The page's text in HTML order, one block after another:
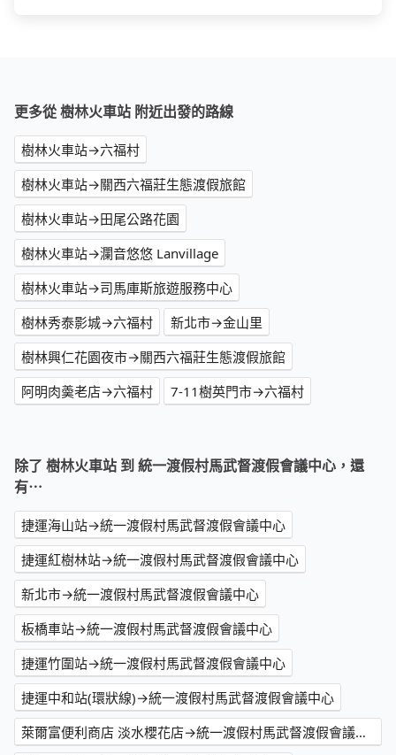
更多從 樹林火車站 附近出發的路線
樹林火車站→六福村
樹林火車站→關西六福莊生態渡假旅館
樹林火車站→田尾公路花園
樹林火車站→瀾音悠悠 Lanvillage
樹林火車站→司馬庫斯旅遊服務中心
樹林秀泰影城→六福村
新北市→金山里
樹林興仁花園夜市→關西六福莊生態渡假旅館
阿明肉羮老店→六福村
7-11樹英門市→六福村
除了 樹林火車站 到 統一渡假村馬武督渡假會議中心，還
有⋯
捷運海山站→統一渡假村馬武督渡假會議中心
捷運紅樹林站→統一渡假村馬武督渡假會議中心
新北市→統一渡假村馬武督渡假會議中心
板橋車站→統一渡假村馬武督渡假會議中心
捷運竹圍站→統一渡假村馬武督渡假會議中心
捷運中和站(環狀線)→統一渡假村馬武督渡假會議中心
萊爾富便利商店 淡水櫻花店→統一渡假村馬武督渡假會議中心